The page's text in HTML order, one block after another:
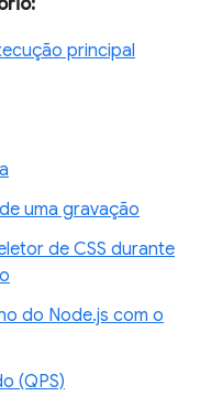
principal
uma gravação
de CSS durante
do Node.js com o
(QPS)